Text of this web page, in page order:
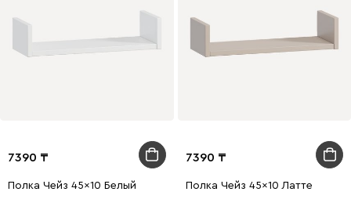
7390
Полка Чейз 45x10 Белый
7390
Полка Чейз 45x10 Латте